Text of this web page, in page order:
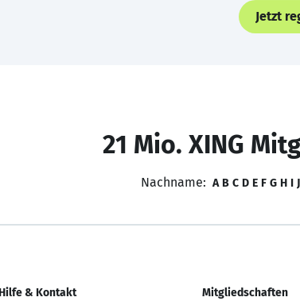
Jetzt
21 Mio. XING
Nachname: A B C D E F G H I J
Hilfe & Kontakt Mitgliedschaften